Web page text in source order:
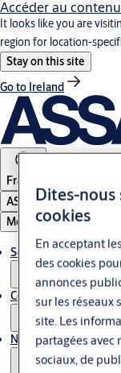
Accéder au
It looks like you are
region for location-
Stay on this site
Go to Ireland
France
ASSA ABLOY Group
Menu
Solutions
Contrôle d'accès &
Nous contacter
Dites-nous
cookies
En acceptant
des cookies
annonces
sur les réseaux
site. Les
partagées avec
sociaux, de